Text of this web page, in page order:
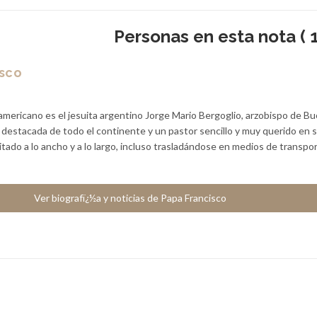
Personas en esta nota (
es el jesuita argentino Jorge Mario Bergoglio, arzobispo de
de todo el continente y un pastor sencillo y muy querido en
a lo ancho y a lo largo, incluso trasladándose en medios de
Ver biografï¿½a y noticias de Papa Francisco